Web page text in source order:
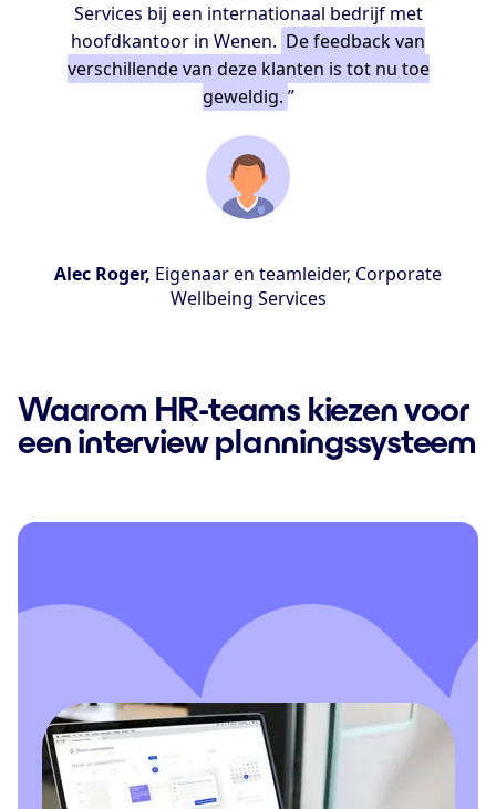
Services bij een internationaal bedrijf met
hoofdkantoor in Wenen. De feedback van
verschillende van deze klanten is tot nu toe
geweldig. ”
Alec Roger, Eigenaar en teamleider, Corporate
Wellbeing Services
Waarom HR-teams kiezen voor
een interview planningssysteem